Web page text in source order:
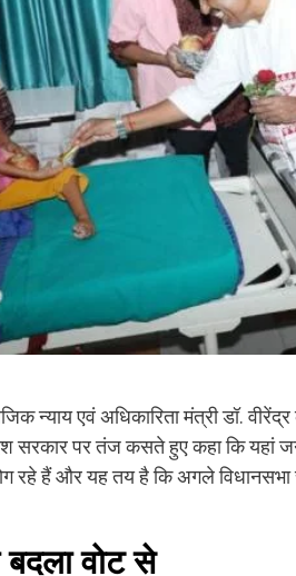
न्याय एवं अधिकारिता मंत्री डॉ.
सरकार पर तंज कसते हुए कहा कि यहां
रहे हैं और यह तय है कि अगले
बदला वोट से